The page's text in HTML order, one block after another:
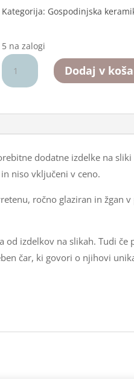
Kategorija: Gospodinjska
5 na zalogi
Skodelica
flamingo
količina
Dodaj v
dodatne izdelke na sliki
niso vključeni v ceno.
ročno glaziran in žgan
izdelkov na slikah. Tudi če
čar, ki govori o njihovi